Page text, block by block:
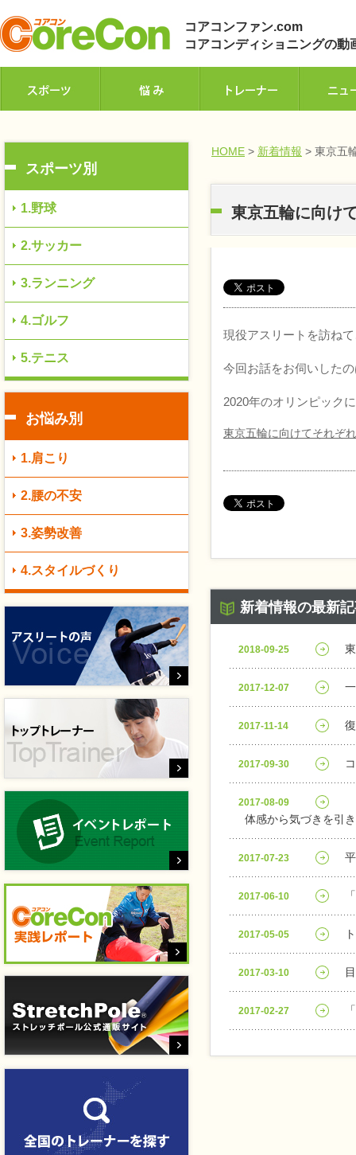
コアコンファン.com
コアコンディショニングの
スポーツ別
1.野球
2.サッカー
3.ランニング
4.ゴルフ
5.テニス
お悩み別
1.肩こり
2.腰の不安
3.姿勢改善
4.スタイルづくり
HOME > 新着情報 > 東京五
東京五輪に向け
現役アスリートを訪ね
今回お話をお伺いした
2020年のオリンピック
東京五輪に向けてそれぞ
新着情報の最新
2018-09-25
2017-12-07
2017-11-14
2017-09-30
2017-08-09
体感から気づきを引
2017-07-23
2017-06-10
2017-05-05
2017-03-10
2017-02-27